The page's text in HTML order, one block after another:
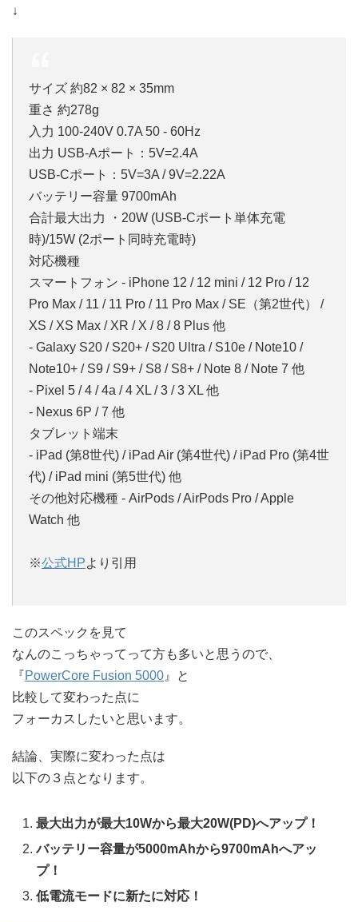
↓
サイズ 約82 × 82 × 35mm
重さ 約278g
入力 100-240V 0.7A 50 - 60Hz
出力 USB-Aポート：5V=2.4A
USB-Cポート：5V=3A / 9V=2.22A
バッテリー容量 9700mAh
合計最大出力 ・20W (USB-Cポート単体充電
時)/15W (2ポート同時充電時)
対応機種
スマートフォン - iPhone 12 / 12 mini / 12 Pro / 12
Pro Max / 11 / 11 Pro / 11 Pro Max / SE（第2世代） /
XS / XS Max / XR / X / 8 / 8 Plus 他
- Galaxy S20 / S20+ / S20 Ultra / S10e / Note10 /
Note10+ / S9 / S9+ / S8 / S8+ / Note 8 / Note 7 他
- Pixel 5 / 4 / 4a / 4 XL / 3 / 3 XL 他
- Nexus 6P / 7 他
タブレット端末
- iPad (第8世代) / iPad Air (第4世代) / iPad Pro (第4世
代) / iPad mini (第5世代) 他
その他対応機種 - AirPods / AirPods Pro / Apple
Watch 他
※公式HPより引用
このスペックを見て
なんのこっちゃってって方も多いと思うので、
『PowerCore Fusion 5000 』と
比較して変わった点に
フォーカスしたいと思います。
結論、実際に変わった点は
以下の３点となります。
最大出力が最大10Wから最大20W(PD)へアップ！
バッテリー容量が5000mAhから9700mAhへアッ
プ！
低電流モードに新たに対応！